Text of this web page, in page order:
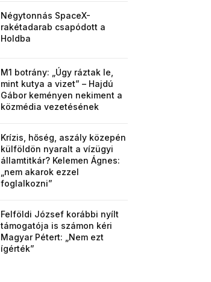
Négytonnás SpaceX-
rakétadarab csapódott a
Holdba
M1 botrány: „Úgy ráztak le,
mint kutya a vizet” – Hajdú
Gábor keményen nekiment a
közmédia vezetésének
Krízis, hőség, aszály közepén
külföldön nyaralt a vízügyi
államtitkár? Kelemen Ágnes:
„nem akarok ezzel
foglalkozni”
Felföldi József korábbi nyílt
támogatója is számon kéri
Magyar Pétert: „Nem ezt
ígérték”